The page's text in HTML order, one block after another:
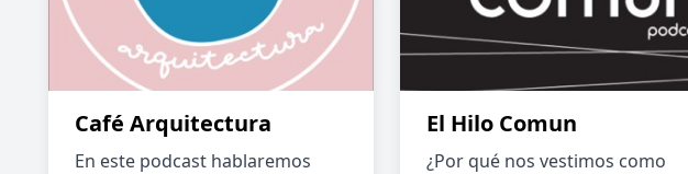
Café Arquitectura
En este podcast hablaremos
El Hilo Comun
¿Por qué nos vestimos como